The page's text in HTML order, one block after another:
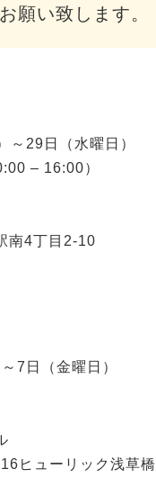
願い致します。
～29日（水曜日）
– 16:00）
南4丁目2-10
7日（金曜日）
ヒューリック浅草